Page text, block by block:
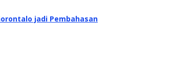
jadi Pembahasan